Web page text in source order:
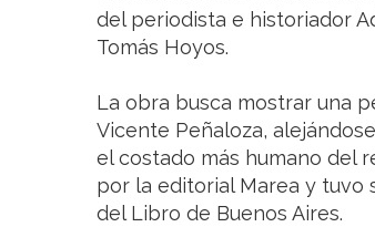
del periodista e historiador
Tomás Hoyos.
La obra busca mostrar una
Vicente Peñaloza,
el costado más humano del
por la editorial Marea y tuvo
del Libro de Buenos Aires.